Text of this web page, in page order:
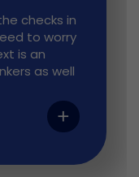
checks in
to worry
is an
as well
add